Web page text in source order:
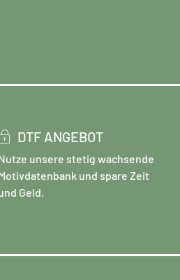
DTF ANGEBOT
unsere stetig wachsende
und spare Zeit
Geld.